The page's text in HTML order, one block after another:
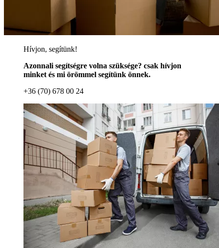
Hívjon, segítünk!
Azonnali segítségre volna szüksége? csak hívjon
minket és mi örömmel segítünk önnek.
+36 (70) 678 00 24